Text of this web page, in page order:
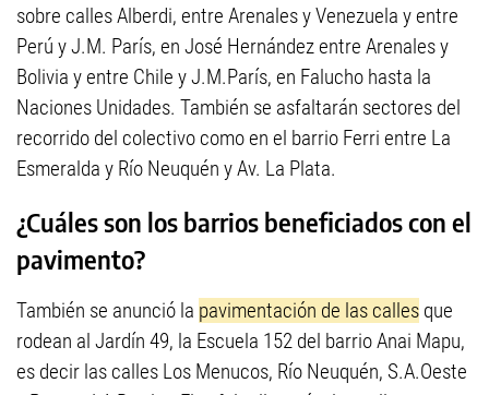
sobre calles Alberdi, entre Arenales y Venezuela y entre
Perú y J.M. París, en José Hernández entre Arenales y
Bolivia y entre Chile y J.M.París, en Falucho hasta la
Naciones Unidades. También se asfaltarán sectores del
recorrido del colectivo como en el barrio Ferri entre La
Esmeralda y Río Neuquén y Av. La Plata.
¿Cuáles son los barrios beneficiados con el
pavimento?
También se anunció la pavimentación de las calles que
rodean al Jardín 49, la Escuela 152 del barrio Anai Mapu,
es decir las calles Los Menucos, Río Neuquén, S.A.Oeste